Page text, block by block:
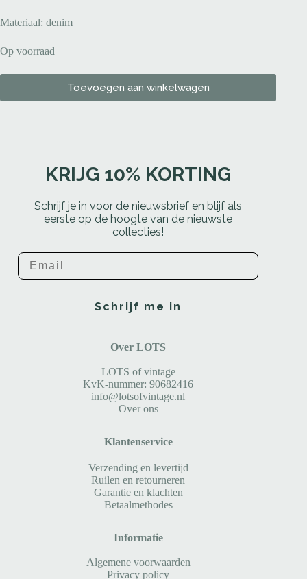
Materiaal: denim
Op voorraad
Toevoegen aan winkelwagen
KRIJG 10% KORTING
Schrijf je in voor de nieuwsbrief en blijf als
eerste op de hoogte van de nieuwste
collecties!
Email
Schrijf me in
Over LOTS
LOTS of vintage
KvK-nummer: 90682416
info@lotsofvintage.nl
Over ons
Klantenservice
Verzending en levertijd
Ruilen en retourneren
Garantie en klachten
Betaalmethodes
Informatie
Algemene voorwaarden
Privacy policy